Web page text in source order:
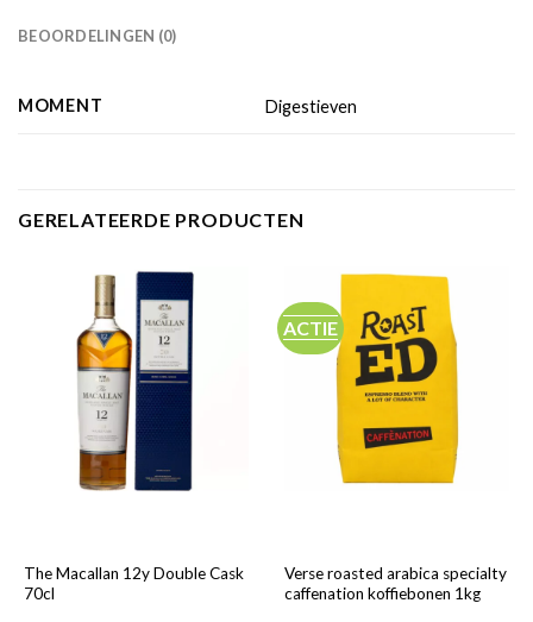
BEOORDELINGEN (0)
MOMENT Digestieven
GERELATEERDE PRODUCTEN
The Macallan 12y Double Cask
70cl
ACTIE
Verse roasted arabica specialty
caffenation koffiebonen 1kg